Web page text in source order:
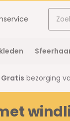
Gratis bezorging